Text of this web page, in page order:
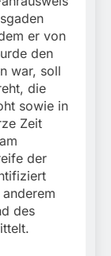
Aubinger von
den
war, soll
die
sowie in
Zeit
der
des